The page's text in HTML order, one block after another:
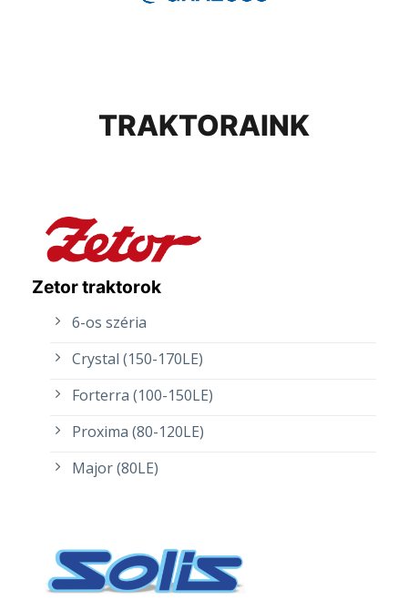
TRAKTORAINK
Zetor traktorok
6-os széria
Crystal (150-170LE)
Forterra (100-150LE)
Proxima (80-120LE)
Major (80LE)